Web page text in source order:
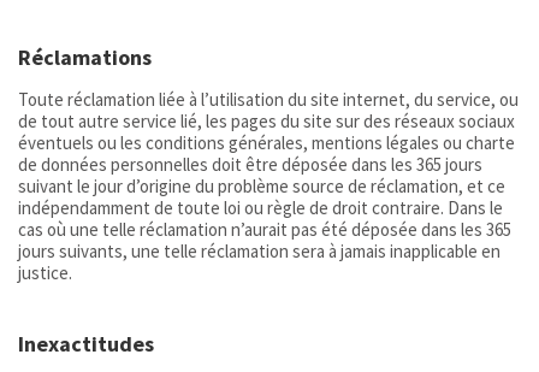
Réclamations
Toute réclamation liée à l’utilisation du site internet, du service, ou
de tout autre service lié, les pages du site sur des réseaux sociaux
éventuels ou les conditions générales, mentions légales ou charte
de données personnelles doit être déposée dans les 365 jours
suivant le jour d’origine du problème source de réclamation, et ce
indépendamment de toute loi ou règle de droit contraire. Dans le
cas où une telle réclamation n’aurait pas été déposée dans les 365
jours suivants, une telle réclamation sera à jamais inapplicable en
justice.
Inexactitudes